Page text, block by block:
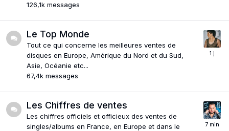
126,1k messages
Le Top Monde
Tout ce qui concerne les meilleures ventes de
disques en Europe, Amérique du Nord et du Sud,
Asie, Océanie etc...
67,4k messages
Les Chiffres de ventes
Les chiffres officiels et officieux des ventes de
singles/albums en France, en Europe et dans le